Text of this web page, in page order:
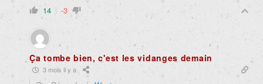
14 -3
Ça tombe bien, c'est les vidanges demain
3 mois il y a